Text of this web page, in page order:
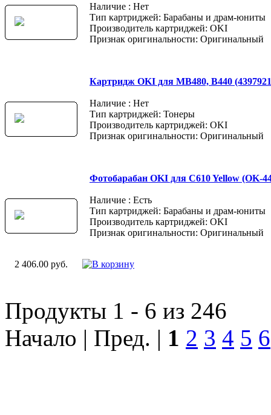
Наличие : Нет
Тип картриджей: Барабаны и драм-юниты
Производитель картриджей: OKI
Признак оригинальности: Оригинальный
Картридж OKI для MB480, B440
Наличие : Нет
Тип картриджей: Тонеры
Производитель картриджей: OKI
Признак оригинальности: Оригинальный
Фотобарабан OKI для C610 Yellow (OK-
Наличие : Есть
Тип картриджей: Барабаны и драм-юниты
Производитель картриджей: OKI
Признак оригинальности: Оригинальный
2 406.00 руб.
Продукты 1 - 6 из 246
Начало | Пред. | 1 2 3 4 5 6